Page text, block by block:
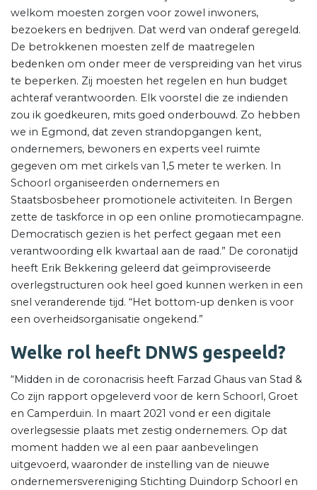
welkom moesten zorgen voor zowel inwoners,
bezoekers en bedrijven. Dat werd van onderaf geregeld.
De betrokkenen moesten zelf de maatregelen
bedenken om onder meer de verspreiding van het virus
te beperken. Zij moesten het regelen en hun budget
achteraf verantwoorden. Elk voorstel die ze indienden
zou ik goedkeuren, mits goed onderbouwd. Zo hebben
we in Egmond, dat zeven strandopgangen kent,
ondernemers, bewoners en experts veel ruimte
gegeven om met cirkels van 1,5 meter te werken. In
Schoorl organiseerden ondernemers en
Staatsbosbeheer promotionele activiteiten. In Bergen
zette de taskforce in op een online promotiecampagne.
Democratisch gezien is het perfect gegaan met een
verantwoording elk kwartaal aan de raad.” De coronatijd
heeft Erik Bekkering geleerd dat geïmproviseerde
overlegstructuren ook heel goed kunnen werken in een
snel veranderende tijd. “Het bottom-up denken is voor
een overheidsorganisatie ongekend.”
Welke rol heeft DNWS gespeeld?
“Midden in de coronacrisis heeft Farzad Ghaus van Stad &
Co zijn rapport opgeleverd voor de kern Schoorl, Groet
en Camperduin. In maart 2021 vond er een digitale
overlegsessie plaats met zestig ondernemers. Op dat
moment hadden we al een paar aanbevelingen
uitgevoerd, waaronder de instelling van de nieuwe
ondernemersvereniging Stichting Duindorp Schoorl en